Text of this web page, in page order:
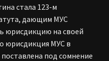
стала 123-м
дающим МУС
юрисдикцию на своей
юрисдикция МУС в
под сомнение